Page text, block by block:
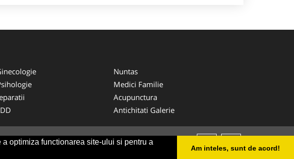
optimiza functionarea site-ului si pentru a
Am inteles, sunt de acord!
Nuntas
Medici Familie
Acupunctura
Antichitati Galerie